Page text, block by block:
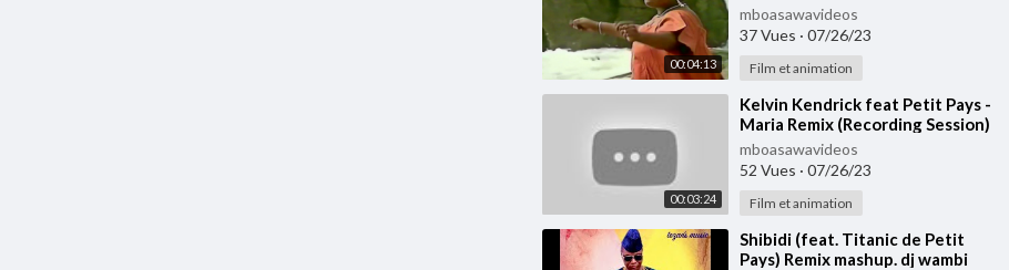
00:04:13
mboasawavideos
37 Vues · 07/26/23
Film et animation
00:03:24
⁣Kelvin Kendrick feat Petit Pays -
Maria Remix (Recording Session)
mboasawavideos
52 Vues · 07/26/23
Film et animation
⁣Shibidi (feat. Titanic de Petit
Pays) Remix mashup. dj wambi